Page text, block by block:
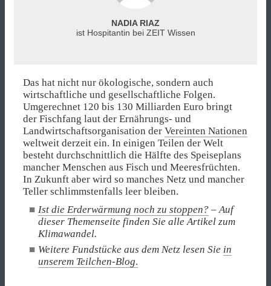
NADIA RIAZ
ist Hospitantin bei ZEIT Wissen
Das hat nicht nur ökologische, sondern auch
wirtschaftliche und gesellschaftliche Folgen.
Umgerechnet 120 bis 130 Milliarden Euro bringt
der Fischfang laut der Ernährungs- und
Landwirtschaftsorganisation der Vereinten Nationen
weltweit derzeit ein. In einigen Teilen der Welt
besteht durchschnittlich die Hälfte des Speiseplans
mancher Menschen aus Fisch und Meeresfrüchten.
In Zukunft aber wird so manches Netz und mancher
Teller schlimmstenfalls leer bleiben.
Ist die Erderwärmung noch zu stoppen? – Auf
dieser Themenseite finden Sie alle Artikel zum
Klimawandel.
Weitere Fundstücke aus dem Netz lesen Sie in
unserem Teilchen-Blog.